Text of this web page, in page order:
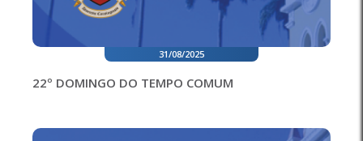
31/08/2025
22º DOMINGO DO TEMPO COMUM